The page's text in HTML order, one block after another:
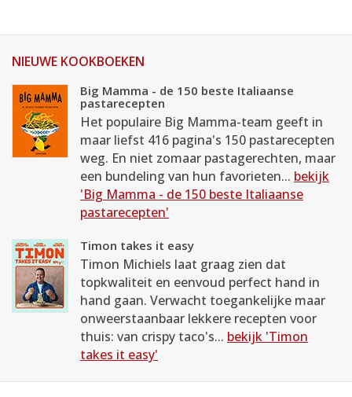
NIEUWE KOOKBOEKEN
Big Mamma - de 150 beste Italiaanse
pastarecepten
Het populaire Big Mamma-team geeft in
maar liefst 416 pagina's 150 pastarecepten
weg. En niet zomaar pastagerechten, maar
een bundeling van hun favorieten... bekijk
'Big Mamma - de 150 beste Italiaanse
pastarecepten'
Timon takes it easy
Timon Michiels laat graag zien dat
topkwaliteit en eenvoud perfect hand in
hand gaan. Verwacht toegankelijke maar
onweerstaanbaar lekkere recepten voor
thuis: van crispy taco's... bekijk 'Timon
takes it easy'